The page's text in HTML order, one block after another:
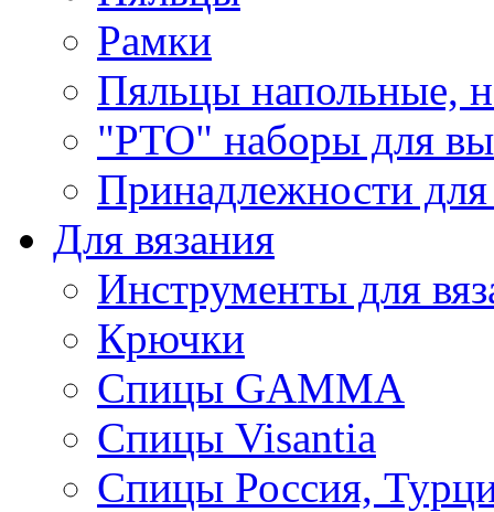
Рамки
Пяльцы напольные,
"РТО" наборы для
Принадлежности
Для вязания
Инструменты для
Крючки
Спицы GAMMA
Спицы Visantia
Спицы Россия,